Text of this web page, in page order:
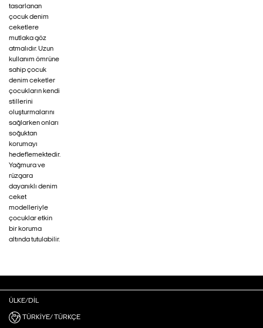
tasarlanan
çocuk denim
ceketlere
mutlaka göz
atmalıdır. Uzun
kullanım ömrüne
sahip çocuk
denim ceketler
çocukların kendi
stillerini
oluşturmalarını
sağlarken onları
soğuktan
korumayı
hedeflemektedir.
Yağmura ve
rüzgara
dayanıklı denim
ceket
modelleriyle
çocuklar etkin
bir koruma
altında tutulabilir.
ÜLKE/DIL
TÜRKIYE/ TÜRKÇE